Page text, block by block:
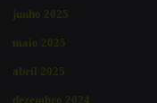
junho 2025
maio 2025
abril 2025
dezembro 2024